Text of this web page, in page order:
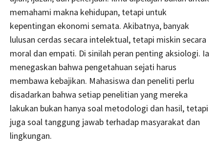
memahami makna kehidupan, tetapi untuk
kepentingan ekonomi semata. Akibatnya, banyak
lulusan cerdas secara intelektual, tetapi miskin secara
moral dan empati. Di sinilah peran penting aksiologi. Ia
menegaskan bahwa pengetahuan sejati harus
membawa kebajikan. Mahasiswa dan peneliti perlu
disadarkan bahwa setiap penelitian yang mereka
lakukan bukan hanya soal metodologi dan hasil, tetapi
juga soal tanggung jawab terhadap masyarakat dan
lingkungan.